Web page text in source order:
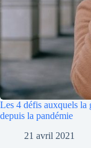
Les 4 défis auxquels
depuis la pandémie
21 avril 2021